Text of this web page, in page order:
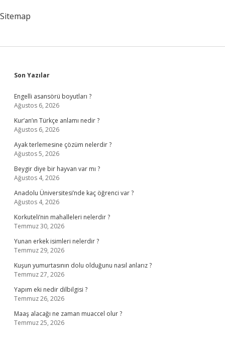
Sitemap
Sidebar
Son Yazılar
Engelli asansörü boyutları ?
Ağustos 6, 2026
Kur’an’ın Türkçe anlamı nedir ?
Ağustos 6, 2026
Ayak terlemesine çözüm nelerdir ?
Ağustos 5, 2026
Beygir diye bir hayvan var mı ?
Ağustos 4, 2026
Anadolu Üniversitesi’nde kaç öğrenci var ?
Ağustos 4, 2026
Korkuteli’nin mahalleleri nelerdir ?
Temmuz 30, 2026
Yunan erkek isimleri nelerdir ?
Temmuz 29, 2026
Kuşun yumurtasının dolu olduğunu nasıl anlarız ?
Temmuz 27, 2026
Yapım eki nedir dilbilgisi ?
Temmuz 26, 2026
Maaş alacağı ne zaman muaccel olur ?
Temmuz 25, 2026